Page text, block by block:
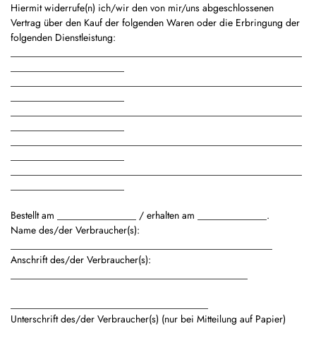
Hiermit widerrufe(n) ich/wir den von mir/uns abgeschlossenen
Vertrag über den Kauf der folgenden Waren oder die Erbringung der
folgenden Dienstleistung:
Bestellt am ________________ / erhalten am ______________.
Name des/der Verbraucher(s):
Anschrift des/der Verbraucher(s):
Unterschrift des/der Verbraucher(s) (nur bei Mitteilung auf Papier)